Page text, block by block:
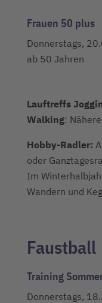
Frauen 50 plus
Donnerstags,
ab 50 Jahren
Lauftreffs
Walking:
Hobby-Radler:
oder
Im
Wandern und
Faustball
Training
Donnerstags,